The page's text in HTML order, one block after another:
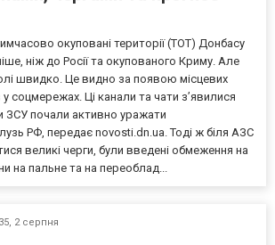
окуповані території (ТОТ) Донбасу
ніж до Росії та окупованого Криму. Але
швидко. Це видно за появою місцевих
у соцмережах. Ці канали та чати з’явилися
ЗСУ почали активно уражати
РФ, передає novosti.dn.ua. Тоді ж біля АЗС
великі черги, були введені обмеження на
на пальне та на переоблад...
2 серпня